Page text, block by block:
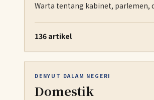
Warta tentang kabinet, parlemen,
136 artikel
DENYUT DALAM NEGERI
Domestik